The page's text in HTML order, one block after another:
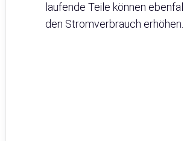
laufende Teile können
den Stromverbrauch erhöhen.